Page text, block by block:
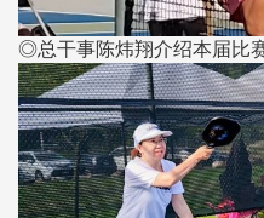
◎总干事陈炜翔介绍本届比